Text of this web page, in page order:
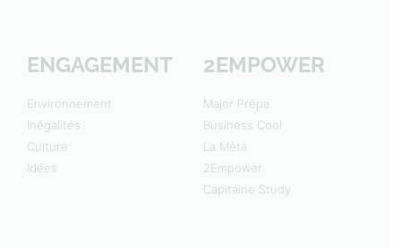
ENGAGEMENT
Environnement
Inégalités
Culture
Idées
2EMPOWER
Major Prépa
Business Cool
La Méta
2Empower
Capitaine Study